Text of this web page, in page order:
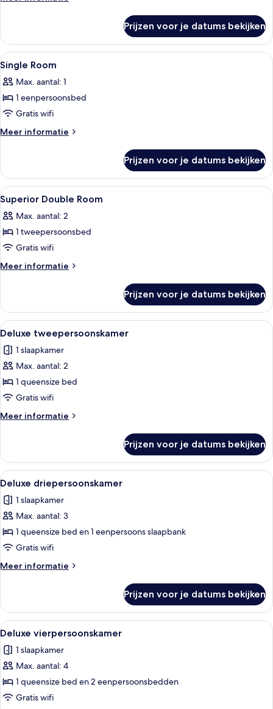
Twin
Room
Prijzen voor je datums bekijken
Alle
foto's
voor
Single
Room
laden
Een hotelkamer met een bed, een
5
Single Room
Max. aantal: 1
1 eenpersoonsbed
Gratis wifi
Meer informatie
Meer
Room
Prijzen voor je datums bekijken
Alle
foto's
voor
Superior
Double
Room
Een hotelkamer met een groot bed,
5
Superior Double Room
Max. aantal: 2
1 tweepersoonsbed
Gratis wifi
Meer informatie
Meer
Double
Room
Prijzen voor je datums bekijken
Alle
foto's
voor
Deluxe
tweepersoonskamer
laden
Een hotelkamer met douche,
4
Deluxe tweepersoonskamer
1 slaapkamer
Max. aantal: 2
1 queensize bed
Gratis wifi
Meer informatie
Meer
tweepersoonskamer
Prijzen voor je datums bekijken
Alle
foto's
voor
Deluxe
driepersoonskamer
laden
Hotelkamer met een groot bed, een
4
Deluxe driepersoonskamer
1 slaapkamer
Max. aantal: 3
1 queensize bed en 1 eenpersoons slaapbank
Gratis wifi
Meer informatie
Meer
driepersoonskamer
Prijzen voor je datums bekijken
Alle
foto's
voor
Deluxe
vierpersoonskamer
laden
Een hotelkamer met twee bedden,
4
Deluxe vierpersoonskamer
1 slaapkamer
Max. aantal: 4
1 queensize bed en 2 eenpersoonsbedden
Gratis wifi